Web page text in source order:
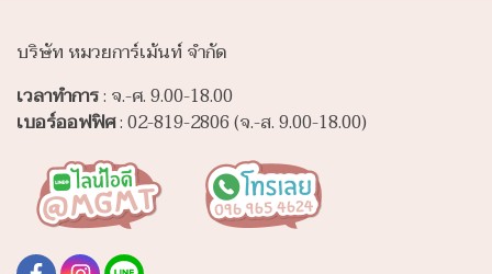
บริษัท หมวยการ์เม้นท์ จำกัด
เวลาทำการ: จ.-ศ. 9.00-18.00
เบอร์ออฟฟิศ: 02-819-2806 (จ.-ส. 9.00-18.00)